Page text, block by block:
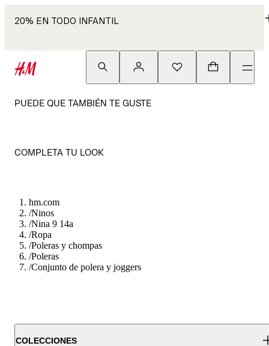
20% EN TODO INFANTIL
PUEDE QUE TAMBIÉN TE GUSTE
COMPLETA TU LOOK
hm.com
/Ninos
/Nina 9 14a
/Ropa
/Poleras y chompas
/Poleras
/Conjunto de polera y joggers
COLECCIONES